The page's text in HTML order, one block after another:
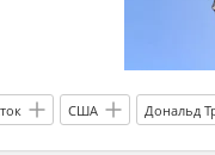
США Дональд